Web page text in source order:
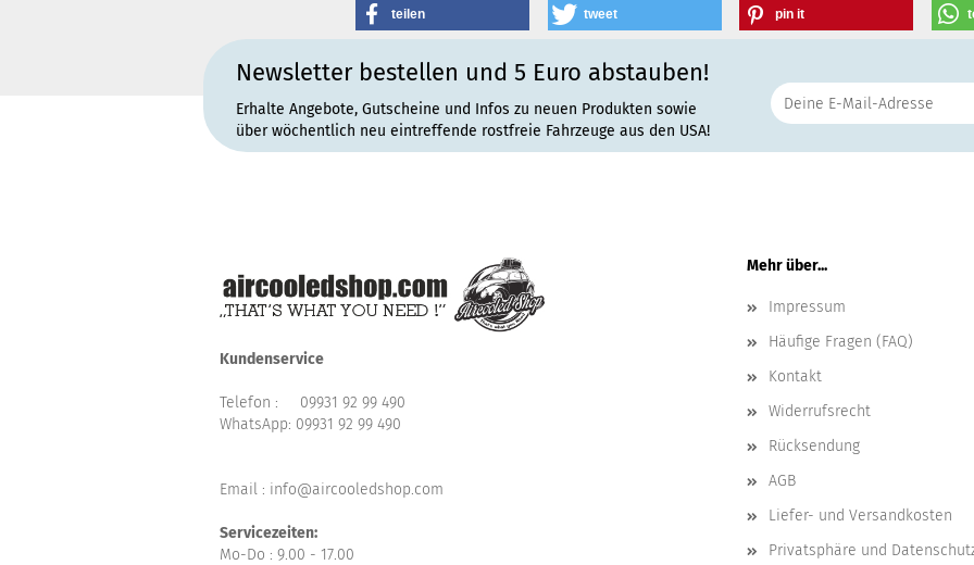
teilen tweet pin it
Newsletter bestellen und 5 Euro abstauben!
Erhalte Angebote, Gutscheine und Infos zu neuen Produkten sowie
über wöchentlich neu eintreffende rostfreie Fahrzeuge aus den USA!
Kundenservice
Telefon : 09931 92 99 490
WhatsApp: 09931 92 99 490
Email : info@aircooledshop.com
Servicezeiten:
Mo-Do : 9.00 - 17.00
Mehr über...
Impressum
Häufige Fragen (FAQ)
Kontakt
Widerrufsrecht
Rücksendung
AGB
Liefer- und Versandkosten
Privatsphäre und